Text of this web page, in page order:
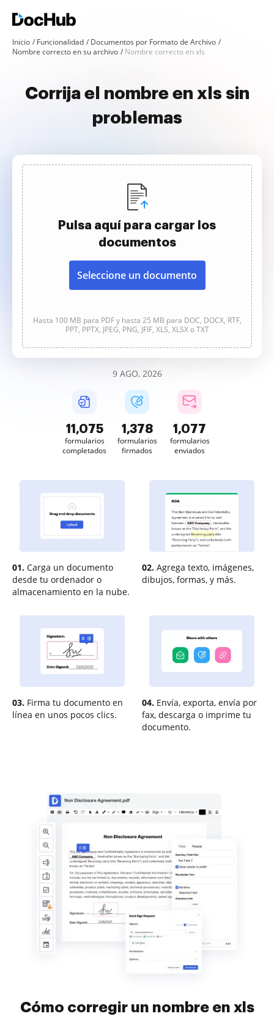
Inicio Funcionalidad
Documentos por Formato de Archivo
Nombre correcto en su archivo
Nombre correcto en xls
Corrija el nombre en xls sin
problemas
Pulsa aquí para cargar los
documentos
Seleccione un documento
Hasta 100 MB para PDF y hasta 25 MB para DOC, DOCX, RTF,
PPT, PPTX, JPEG, PNG, JFIF, XLS, XLSX o TXT
9 AGO, 2026
11,077
formularios
completados
1,378
formularios
firmados
1,077
formularios
enviados
01. Carga un documento
desde tu ordenador o
almacenamiento en la nube.
02. Agrega texto, imágenes,
dibujos, formas, y más.
03. Firma tu documento en
línea en unos pocos clics.
04. Envía, exporta, envía por
fax, descarga o imprime tu
documento.
Cómo corregir un nombre en xls